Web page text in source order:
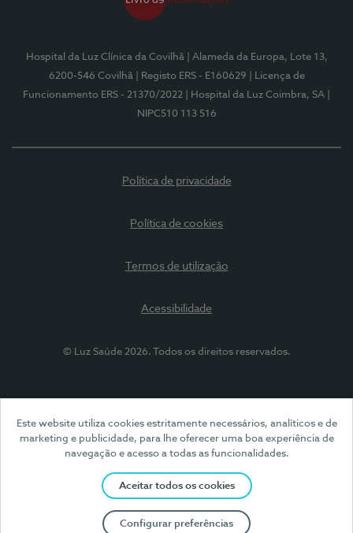
Este website utiliza cookies estritamente necessários, analíticos e de
marketing e publicidade, para lhe oferecer uma boa experiência de
navegação e acesso a todas as funcionalidades.
Aceitar todos os cookies
Configurar preferências
Hospital da Luz Clínica da Covilhã
| Alameda da Europa, Lote 13,
6200-546 Covilhã
| Registo ERS - E160629
| Licença de
Funcionamento ERS - 21370/2022
| Hospital da Luz Coimbra, SA
NIPC510 113 516
Política de privacidade
Política de cookies
Termos de utilização
Acessibilidade
© Luz Saúde 2026. Todos os direitos reservados.